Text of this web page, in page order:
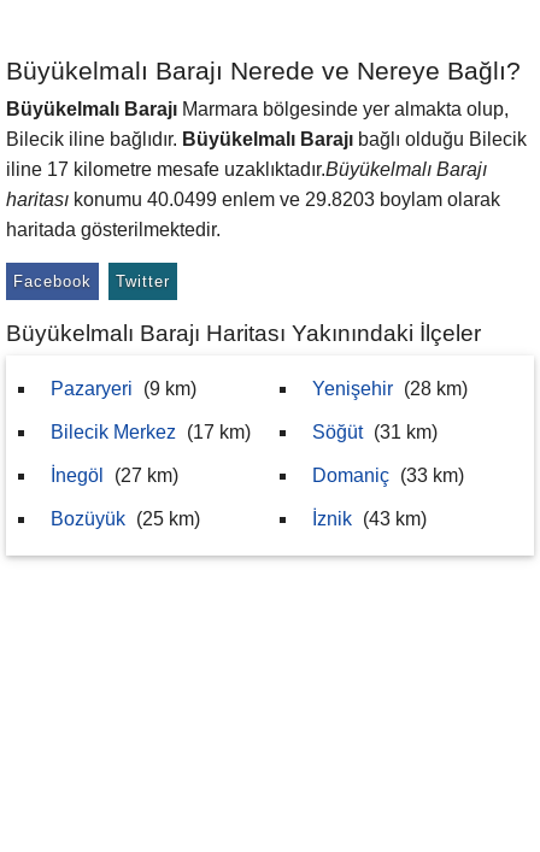
Büyükelmalı Barajı Nerede ve Nereye Bağlı?
Büyükelmalı Barajı Marmara bölgesinde yer almakta olup,
Bilecik iline bağlıdır. Büyükelmalı Barajı bağlı olduğu Bilecik
iline 17 kilometre mesafe uzaklıktadır.Büyükelmalı Barajı
haritası konumu 40.0499 enlem ve 29.8203 boylam olarak
haritada gösterilmektedir.
Facebook Twitter
Büyükelmalı Barajı Haritası Yakınındaki İlçeler
Pazaryeri (9 km)
Bilecik Merkez (17 km)
İnegöl (27 km)
Bozüyük (25 km)
Yenişehir (28 km)
Söğüt (31 km)
Domaniç (33 km)
İznik (43 km)